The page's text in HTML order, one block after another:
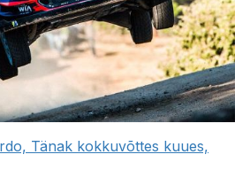
Tänak kokkuvõttes kuues,